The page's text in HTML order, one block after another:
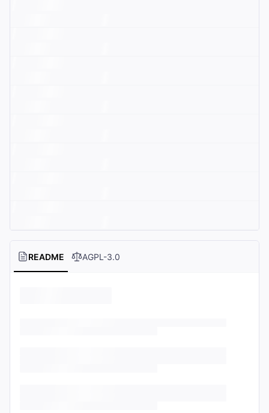
README AGPL-3.0